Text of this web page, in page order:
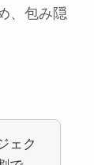
、包み隠
ェク